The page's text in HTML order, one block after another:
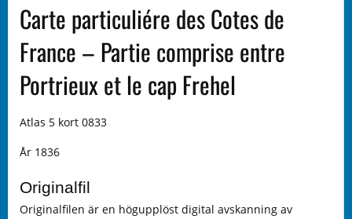
Carte particuliére des Cotes de
France – Partie comprise entre
Portrieux et le cap Frehel
Atlas 5 kort 0833
År 1836
Originalfil
Originalfilen är en högupplöst digital avskanning av